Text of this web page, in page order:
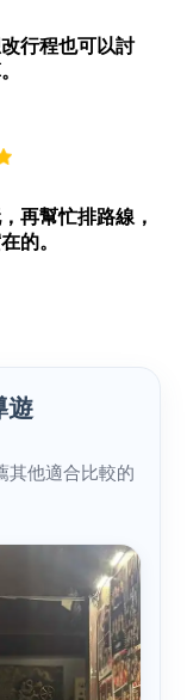
行程也可以討
再幫忙排路線，
的。
遊
其他適合比較的